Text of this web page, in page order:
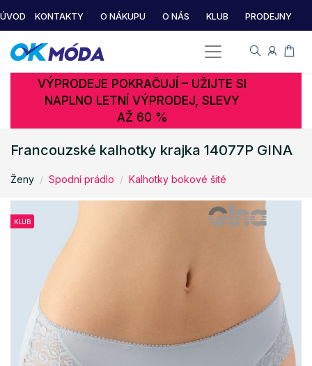
ÚVOD KONTAKTY O NÁKUPU O NÁS KLUB PRODEJNY
VÝPRODEJE POKRAČUJÍ – UŽIJTE SI
NAPLNO LETNÍ VÝPRODEJ, SLEVY
AŽ 60 %
Francouzské kalhotky krajka 14077P GINA
Ženy Spodní prádlo Kalhotky bokové šité
KLUB